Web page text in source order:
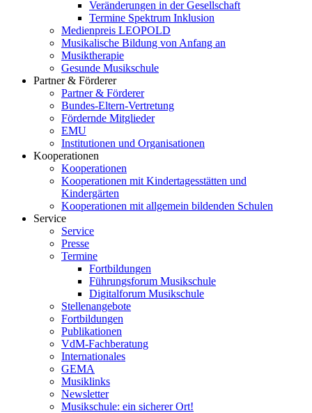
Veränderungen in der Gesellschaft
Termine Spektrum Inklusion
Medienpreis LEOPOLD
Musikalische Bildung von Anfang an
Musiktherapie
Gesunde Musikschule
Partner & Förderer
Partner & Förderer
Bundes-Eltern-Vertretung
Fördernde Mitglieder
EMU
Institutionen und Organisationen
Kooperationen
Kooperationen
Kooperationen mit Kindertagesstätten und
Kindergärten
Kooperationen mit allgemein bildenden Schulen
Service
Service
Presse
Termine
Fortbildungen
Führungsforum Musikschule
Digitalforum Musikschule
Stellenangebote
Fortbildungen
Publikationen
VdM-Fachberatung
Internationales
GEMA
Musiklinks
Newsletter
Musikschule: ein sicherer Ort!